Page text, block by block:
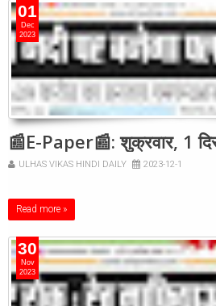
01
Dec
2023
📰E-Paper📰: शुक्रवार, 1
ULHAS VIKAS HINDI DAILY 2023-12-1
Read more »
30
Nov
2023